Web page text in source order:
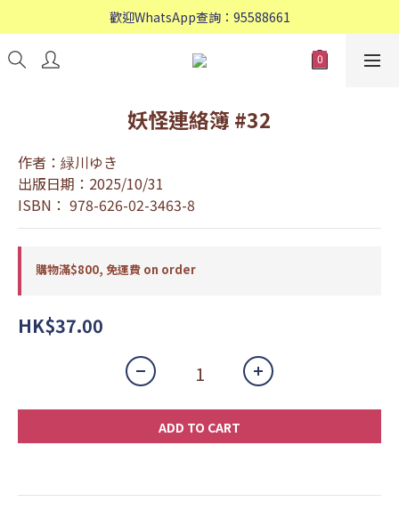
歡迎WhatsApp查詢：95588661
歡迎WhatsApp查詢：95588661
會員專享: 購物滿$800, 免運費
妖怪連絡簿 #32
作者：緑川ゆき
出版日期：2025/10/31
ISBN： 978-626-02-3463-8
購物滿$800, 免運費 on order
HK$37.00
ADD TO CART